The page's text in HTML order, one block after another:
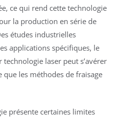
ce qui rend cette technologie
la production en série de
études industrielles
applications spécifiques, le
laser peut s’avérer
les méthodes de fraisage
présente certaines limites